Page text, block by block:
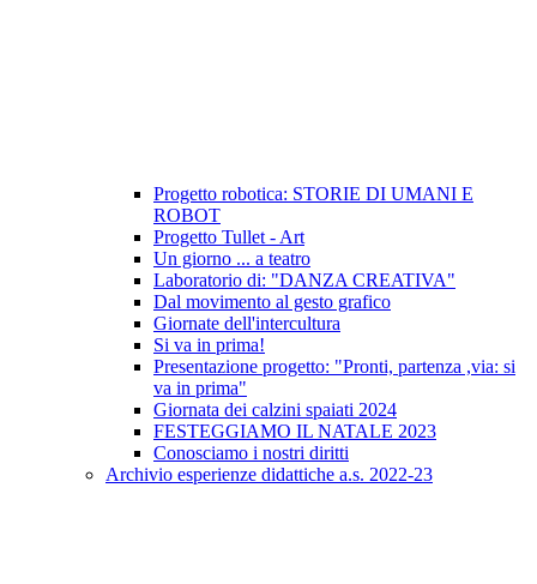
Progetto robotica: STORIE DI UMANI E
ROBOT
Progetto Tullet - Art
Un giorno ... a teatro
Laboratorio di: "DANZA CREATIVA"
Dal movimento al gesto grafico
Giornate dell'intercultura
Si va in prima!
Presentazione progetto: "Pronti, partenza ,via: si
va in prima"
Giornata dei calzini spaiati 2024
FESTEGGIAMO IL NATALE 2023
Conosciamo i nostri diritti
Archivio esperienze didattiche a.s. 2022-23